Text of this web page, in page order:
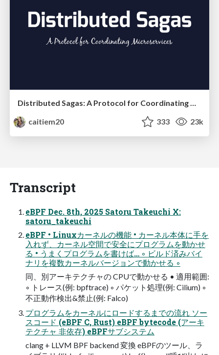
caitiem20
333 23k
Transcript
eBPF Dec. 8th, 2025 Satoru Takeuchi X:
satoru_takeuchi
eBPF • Linuxカーネルの機能 • カーネル本体に手を
入れず、カーネル空間で安全にプログラムを動かせ
る • うまくプログラムを書けば… ◦ ビルド済みバイ
ナリを複数カーネルバージョンで動かせる ◦
同、別アーキテクチャの CPUで動かせる • 適用範囲:
◦ トレース(例: bpftrace) ◦ パケット処理(例: Cilium) ◦
不正動作検出&禁止(例: Falco)
プログラムをカーネルにロードするまでの流れ ソー
スコード (eBPF C, Rust) eBPF bytecode (アーキ
テクチャ 非依存) eBPFサブシステム
clang + LLVM BPF backend 変換 eBPFのツール、ラ